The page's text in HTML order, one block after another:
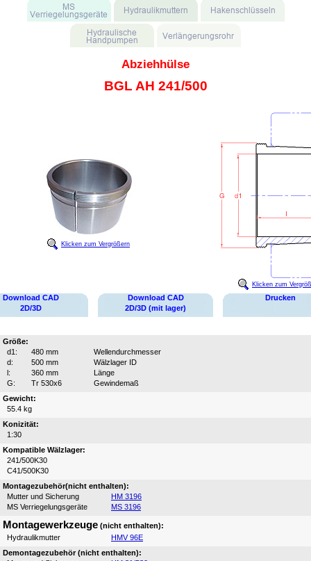
Abziehhülse
BGL AH 241/500
Klicken zum Vergrößern
Klicken zum
Download CAD
2D/3D
Download CAD
2D/3D (mit lager)
Drucken
Größe:
d1:
480 mm
Wellendurchmesser
d:
500 mm
Wälzlager ID
l:
360 mm
Länge
G:
Tr 530x6
Gewindemaß
Gewicht:
55.4 kg
Konizität:
1:30
Kompatible Wälzlager:
241/500K30
C41/500K30
Montagezubehör(nicht enthalten):
Mutter und Sicherung
HM 3196
MS Verriegelungsgeräte
MS 3196
Montagewerkzeuge (nicht enthalten):
Hydraulikmutter
HMV 96E
Demontagezubehör (nicht enthalten):